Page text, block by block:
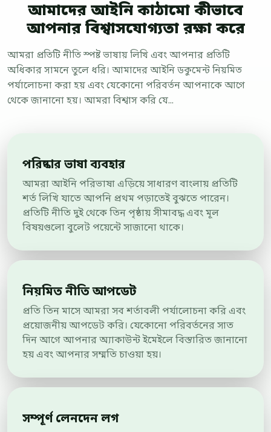
আমাদের আইনি কাঠামো কীভাবে
আপনার বিশ্বাসযোগ্যতা রক্ষা করে
আমরা প্রতিটি নীতি স্পষ্ট ভাষায় লিখি এবং আপনার প্রতিটি
অধিকার সামনে তুলে ধরি। আমাদের আইনি ডকুমেন্ট নিয়মিত
পর্যালোচনা করা হয় এবং যেকোনো পরিবর্তন আপনাকে আগে
থেকে জানানো হয়। আমরা বিশ্বাস করি যে...
পরিষ্কার ভাষা ব্যবহার
আমরা আইনি পরিভাষা এড়িয়ে সাধারণ বাংলায় প্রতিটি
শর্ত লিখি যাতে আপনি প্রথম পড়াতেই বুঝতে পারেন।
প্রতিটি নীতি দুই থেকে তিন পৃষ্ঠায় সীমাবদ্ধ এবং মূল
বিষয়গুলো বুলেট পয়েন্টে সাজানো থাকে।
নিয়মিত নীতি আপডেট
প্রতি তিন মাসে আমরা সব শর্তাবলী পর্যালোচনা করি এবং
প্রয়োজনীয় আপডেট করি। যেকোনো পরিবর্তনের সাত
দিন আগে আপনার অ্যাকাউন্ট ইমেইলে বিস্তারিত জানানো
হয় এবং আপনার সম্মতি চাওয়া হয়।
সম্পূর্ণ লেনদেন লগ